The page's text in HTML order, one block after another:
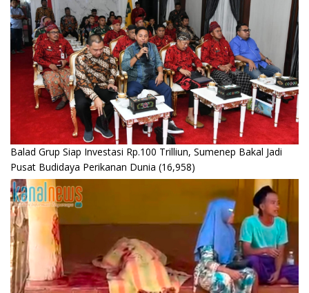
Balad Grup Siap Investasi Rp.100 Trilliun, Sumenep Bakal Jadi
Pusat Budidaya Perikanan Dunia (16,958)